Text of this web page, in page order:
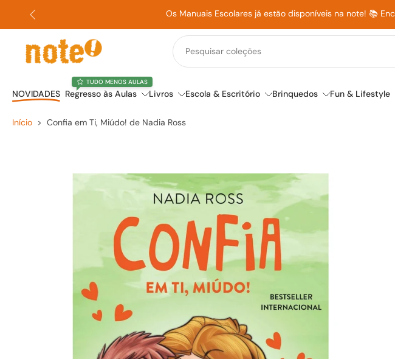
Saltar
para
conteúdo
Os Manuais Escolares já estão disponíveis na note! 📚
NOVIDADES Regresso às Aulas
TUDO MENOS AULAS
Livros Escola & Escritório Brinquedos Fun & Lifestyle
Início > Confia em Ti, Miúdo! de Nadia Ross